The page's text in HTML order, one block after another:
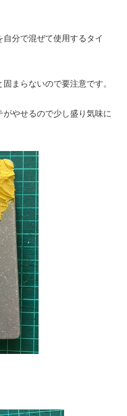
分で混ぜて使用するタイ
まらないので要注意です。
やせるので少し盛り気味に